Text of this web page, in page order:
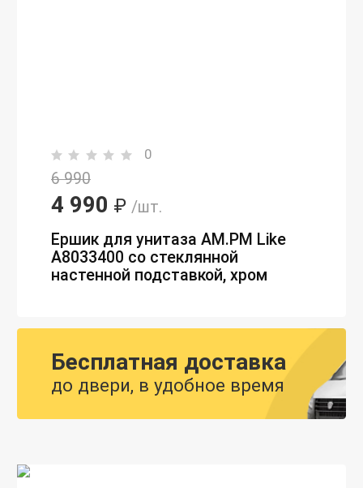
0
6 990
4 990 ₽ /шт.
Ершик для унитаза AM.PM Like
A8033400 со стеклянной
настенной подставкой, хром
Бесплатная доставка
до двери, в удобное время